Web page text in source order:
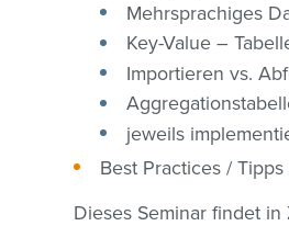
Mehrsprachiges
Key-Value –
Importieren vs.
jeweils
Best Practices /
Dieses Seminar findet in